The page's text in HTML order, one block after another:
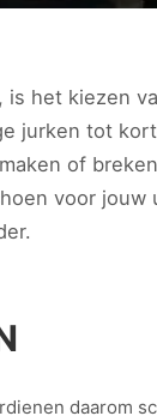
het kiezen
jurken tot
of
voor
daarom